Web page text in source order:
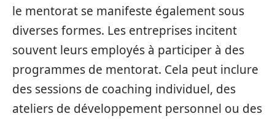
le mentorat se manifeste également sous
diverses formes. Les entreprises incitent
souvent leurs employés à participer à des
programmes de mentorat. Cela peut inclure
des sessions de coaching individuel, des
ateliers de développement personnel ou des